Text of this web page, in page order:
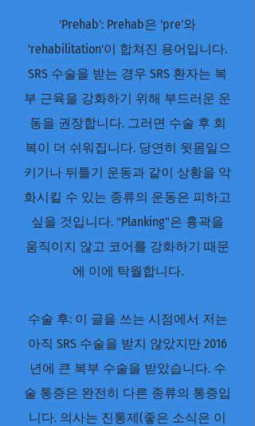
'Prehab': Prehab은 'pre'와
'rehabilitation'이 합쳐진 용어입니다.
SRS 수술을 받는 경우 SRS 환자는 복
부 근육을 강화하기 위해 부드러운 운
동을 권장합니다. 그러면 수술 후 회
복이 더 쉬워집니다. 당연히 윗몸일으
키기나 뒤틀기 운동과 같이 상황을 악
화시킬 수 있는 종류의 운동은 피하고
싶을 것입니다. "Planking"은 흉곽을
움직이지 않고 코어를 강화하기 때문
에 이에 탁월합니다.
수술 후: 이 글을 쓰는 시점에서 저는
아직 SRS 수술을 받지 않았지만 2016
년에 큰 복부 수술을 받았습니다. 수
술 통증은 완전히 다른 종류의 통증입
니다. 의사는 진통제(좋은 소식은 이